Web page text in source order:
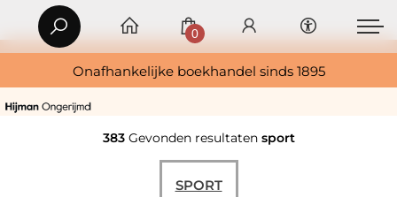
Onafhankelijke boekhandel sinds 1895
0
383 Gevonden resultaten sport
SPORT